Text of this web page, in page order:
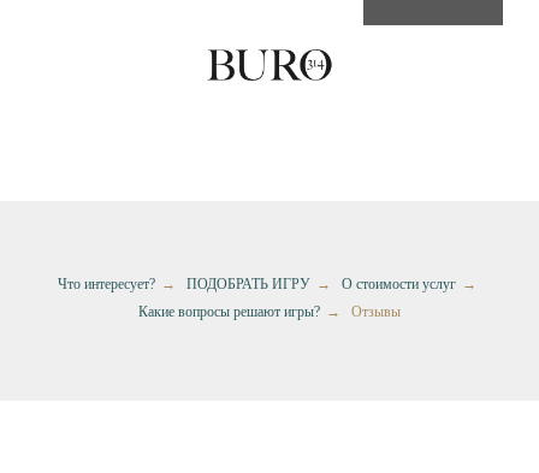
Что интересует? → ПОДОБРАТЬ ИГРУ → О стоимости услуг →
Какие вопросы решают игры? → Отзывы